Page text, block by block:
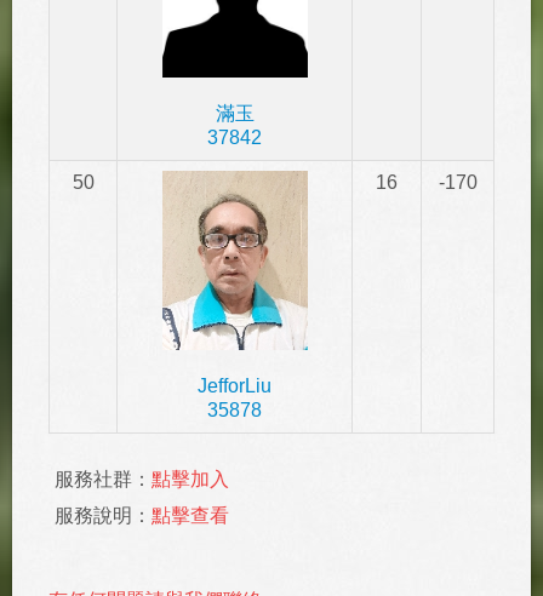
滿玉
37842
50
JefforLiu
35878
16 -170
服務社群： 點擊加入
服務說明： 點擊查看